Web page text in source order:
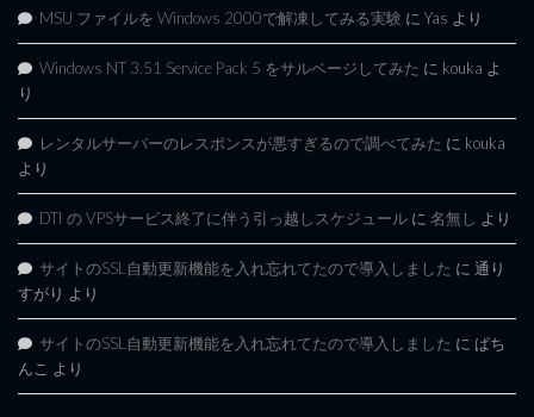
MSU ファイルを Windows 2000で解凍してみる実験 に Yas より
Windows NT 3.51 Service Pack 5 をサルベージしてみた に kouka よ
り
レンタルサーバーのレスポンスが悪すぎるので調べてみた に kouka
より
DTI の VPSサービス終了に伴う引っ越しスケジュール に 名無し より
サイトのSSL自動更新機能を入れ忘れてたので導入しました に 通り
すがり より
サイトのSSL自動更新機能を入れ忘れてたので導入しました に ぱち
んこ より